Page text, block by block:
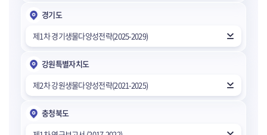
경기도
제1차 경기생물다양성전략(2025-2029)
강원특별자치도
제2차 강원생물다양성전략(2021-2025)
충청북도